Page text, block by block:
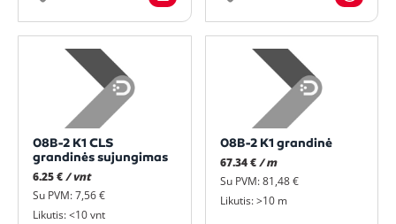
08B-2 K1 CLS
grandinės sujungimas
6.25 €/ vnt
Su PVM: 7,56 €
Likutis: <10 vnt
08B-2 K1 grandinė
67.34 € / m
Su PVM: 81,48 €
Likutis: >10 m